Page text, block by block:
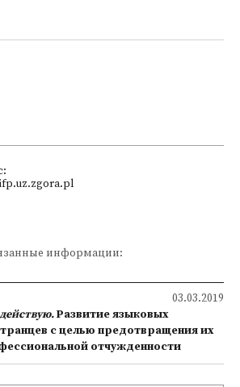
информации:
03.03.2019
Развитие языковых
с целью предотвращения их
отчужденности